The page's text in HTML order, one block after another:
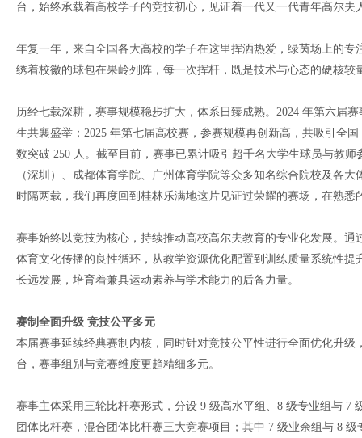
台，始终承载着高校学子的竞技初心，见证着一代又一代青年高尔夫
年复一年，来自全国各大高校的学子在这里挥洒热爱，绿茵场上的
绣着校徽的球包在果岭列阵，每一次挥杆，既是技术与心态的硬核
历经七载深耕，赛事规模稳步扩大，体系日臻成熟。2024 年第六届
生共襄盛举；2025 年第七届高校赛，参赛规模再创新高，共吸引全
数突破 250 人。截至目前，赛事已累计吸引超千名大学生球员与教
（深圳）、成都体育学院、广州体育学院等众多知名综合院校及各
时隔两载，我们再度回到桂林乐满地这片见证过荣耀的赛场，在熟
赛事始终以竞技为核心，持续推动高校高尔夫教育的专业化发展。
体育文化传播的良性循环，从教学资源优化配置到训练质量系统性
长远发展，培育着兼具运动素养与学术能力的后备力量。
赛制全面升级 竞技公平多元
本届赛事延续经典赛制内核，同时针对竞技公平性进行全面优化升
台，赛事组别与竞赛维度更趋精细多元。
赛事主体采用三轮比杆赛形式，分设 9 级高水平组、8 级专业组与
团体比杆赛，混合团体比杆赛三大竞赛项目；其中 7 级业余组与 8